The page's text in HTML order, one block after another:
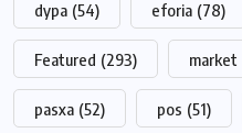
dypa (54) eforia (78)
Featured (293) market
pasxa (52) pos (51)